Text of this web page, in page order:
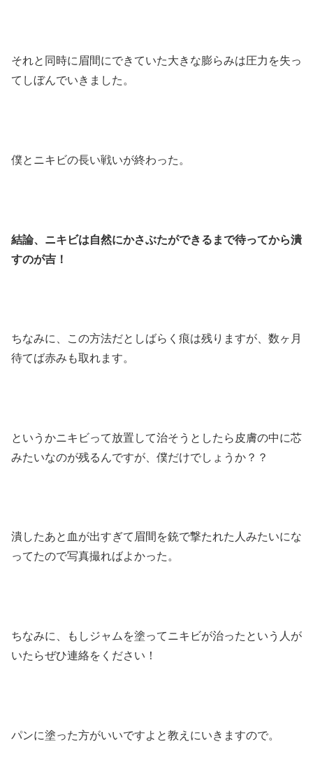
それと同時に眉間にできていた大きな膨らみは圧力を失っ
てしぼんでいきました。
僕とニキビの長い戦いが終わった。
結論、ニキビは自然にかさぶたができるまで待ってから潰
すのが吉！
ちなみに、この方法だとしばらく痕は残りますが、数ヶ月
待てば赤みも取れます。
というかニキビって放置して治そうとしたら皮膚の中に芯
みたいなのが残るんですが、僕だけでしょうか？？
潰したあと血が出すぎて眉間を銃で撃たれた人みたいにな
ってたので写真撮ればよかった。
ちなみに、もしジャムを塗ってニキビが治ったという人が
いたらぜひ連絡をください！
パンに塗った方がいいですよと教えにいきますので。